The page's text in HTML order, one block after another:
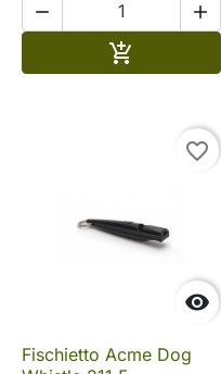
 


favorite_border
Fischietto Acme Dog